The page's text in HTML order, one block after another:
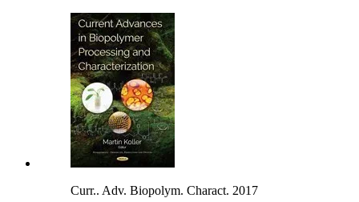
Curr.. Adv. Biopolym. Charact. 2017